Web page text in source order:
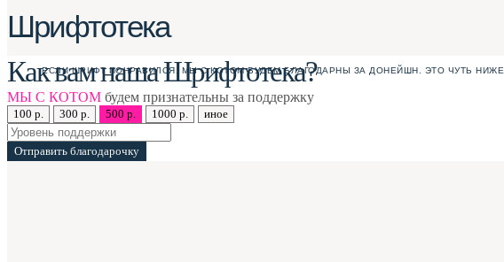
Шрифтотека
ЕСЛИ ШРИФТ ПОНРАВИЛСЯ, МЫ С КОТОМ БУДЕМ БЛАГОДАРНЫ ЗА ДОНЕЙШН. ЭТО ЧУТЬ НИЖЕ
Как вам наша Шрифтотека?
МЫ С КОТОМ будем признательны за поддержку
100 р. 300 р. 500 р. 1000 р. иное
Отправить благодарочку